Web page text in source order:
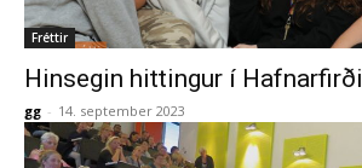
Fréttir
Hinsegin hittingur í Hafnarfirði
gg - 14. september 2023